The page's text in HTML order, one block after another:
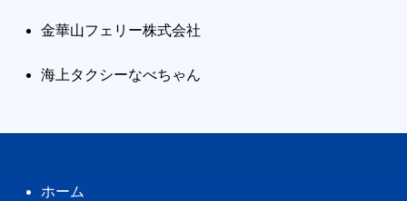
金華山フェリー株式会社
海上タクシーなべちゃん
ホーム